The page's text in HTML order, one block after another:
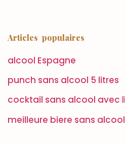
Articles populaires
alcool Espagne
punch sans alcool 5 litres
cocktail sans alcool avec
meilleure biere sans alcool